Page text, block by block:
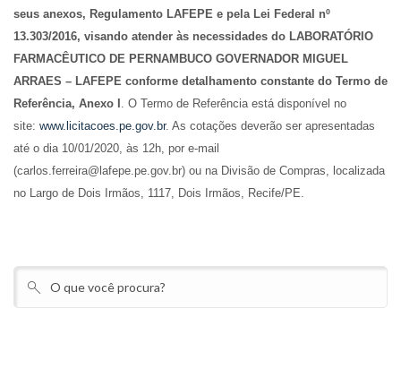
seus anexos, Regulamento LAFEPE e pela Lei Federal nº
13.303/2016, visando atender às necessidades do LABORATÓRIO
FARMACÊUTICO DE PERNAMBUCO GOVERNADOR MIGUEL
ARRAES – LAFEPE conforme detalhamento constante do Termo de
Referência, Anexo I . O Termo de Referência está disponível no
site: www.licitacoes.pe.gov.br. As cotações deverão ser apresentadas
até o dia 10/01/2020, às 12h, por e-mail
(carlos.ferreira@lafepe.pe.gov.br) ou na Divisão de Compras, localizada
no Largo de Dois Irmãos, 1117, Dois Irmãos, Recife/PE.